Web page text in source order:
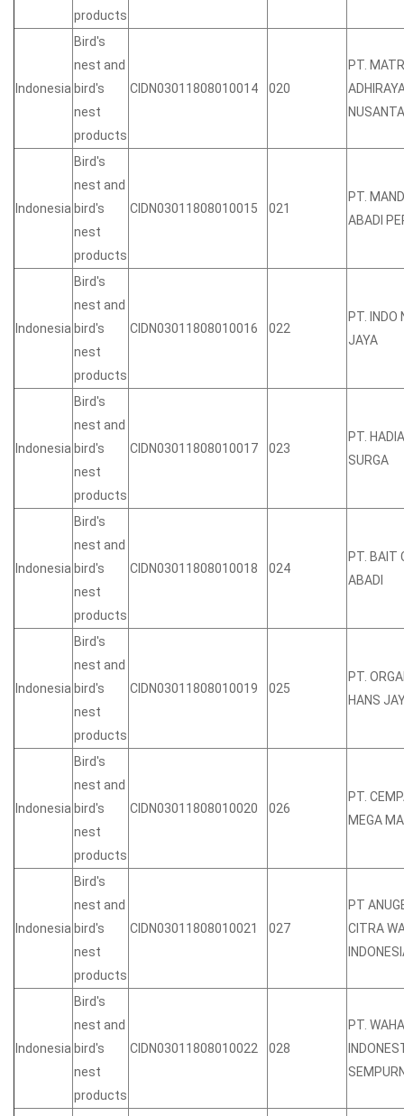
products
Indonesia
Bird's
nest and
bird's
nest
products
CIDN03011808010014 020
PT.
Indonesia
Bird's
nest and
bird's
nest
products
CIDN03011808010015 021
PT.
ABADI
Indonesia
Bird's
nest and
bird's
nest
products
CIDN03011808010016 022
PT. INDO
JAYA
Indonesia
Bird's
nest and
bird's
nest
products
CIDN03011808010017 023
PT.
SURGA
Indonesia
Bird's
nest and
bird's
nest
products
CIDN03011808010018 024
PT. BAIT
ABADI
Indonesia
Bird's
nest and
bird's
nest
products
CIDN03011808010019 025
PT.
HANS
Indonesia
Bird's
nest and
bird's
nest
products
CIDN03011808010020 026
PT.
MEGA
Indonesia
Bird's
nest and
bird's
nest
products
CIDN03011808010021 027
PT
CITRA
Indonesia
Bird's
nest and
bird's
nest
products
CIDN03011808010022 028
PT.